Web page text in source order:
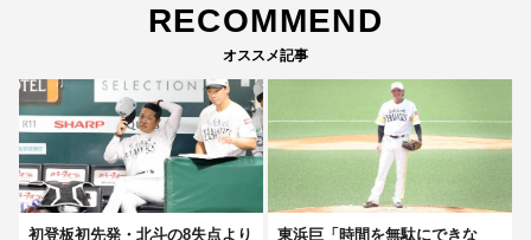
RECOMMEND
オススメ記事
初登板初先発・北斗の8失点より
東浜巨「時間を無駄にできな